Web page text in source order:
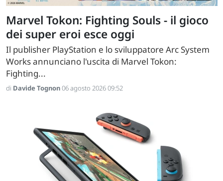
Marvel Tokon: Fighting Souls - il gioco
dei super eroi esce oggi
Il publisher PlayStation e lo sviluppatore Arc System
Works annunciano l'uscita di Marvel Tokon:
Fighting...
di Davide Tognon06 agosto 2026 09:52